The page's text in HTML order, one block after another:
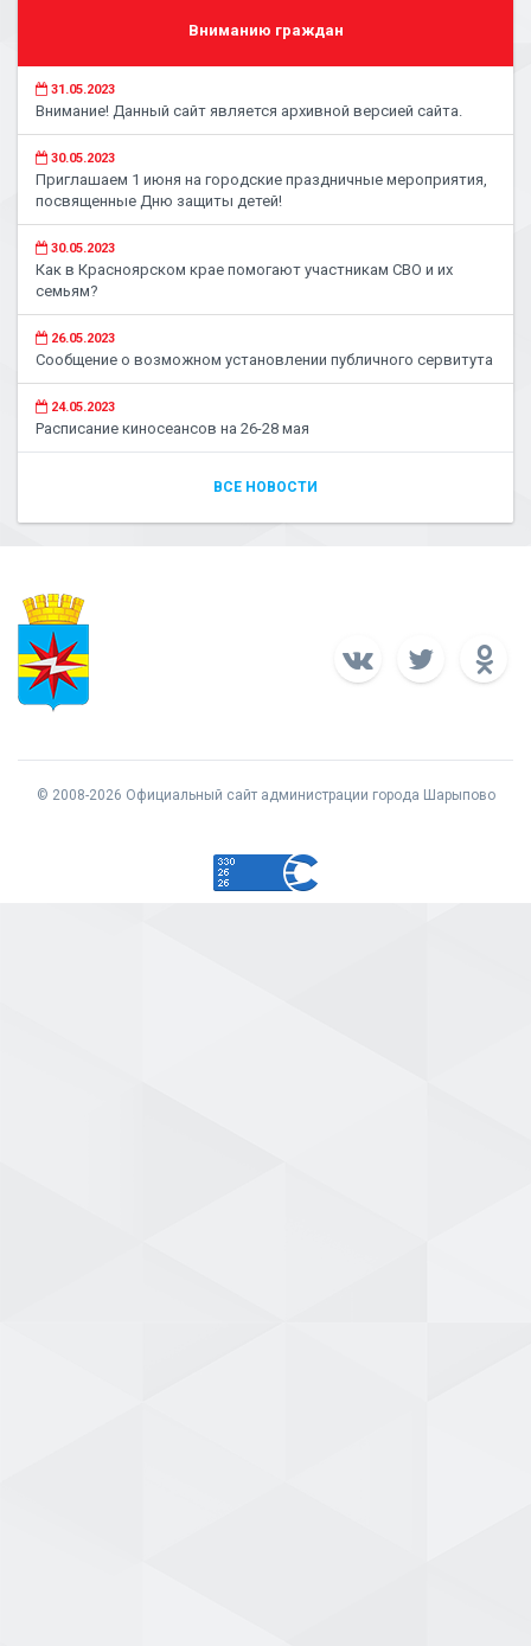
Вниманию граждан
31.05.2023
Внимание! Данный сайт является архивной версией сайта.
30.05.2023
Приглашаем 1 июня на городские праздничные мероприятия,
посвященные Дню защиты детей!
30.05.2023
Как в Красноярском крае помогают участникам СВО и их
семьям?
26.05.2023
Сообщение о возможном установлении публичного сервитута
24.05.2023
Расписание киносеансов на 26-28 мая
ВСЕ НОВОСТИ
© 2008-2026 Официальный сайт администрации города Шарыпово